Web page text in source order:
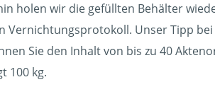
holen wir die gefüllten Behälter
Vernichtungsprotokoll. Unser Tipp
Sie den Inhalt von bis zu 40
100 kg.